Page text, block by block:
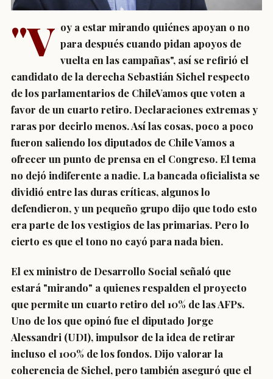
"V oy a estar mirando quiénes apoyan o no
para después cuando pidan apoyos de
vuelta en las campañas", así se refirió el
candidato de la derecha Sebastián Sichel respecto
de los parlamentarios de ChileVamos que voten a
favor de un cuarto retiro. Declaraciones extremas y
raras por decirlo menos. Así las cosas, poco a poco
fueron saliendo los diputados de Chile Vamos a
ofrecer un punto de prensa en el Congreso. El tema
no dejó indiferente a nadie. La bancada oficialista se
dividió entre las duras críticas, algunos lo
defendieron, y un pequeño grupo dijo que todo esto
era parte de los vestigios de las primarias. Pero lo
cierto es que el tono no cayó para nada bien.
El ex ministro de Desarrollo Social señaló que
estará "mirando" a quienes respalden el proyecto
que permite un cuarto retiro del 10% de las AFPs.
Uno de los que opinó fue el diputado Jorge
Alessandri (UDI), impulsor de la idea de retirar
incluso el 100% de los fondos. Dijo valorar la
coherencia de Sichel, pero también aseguró que el